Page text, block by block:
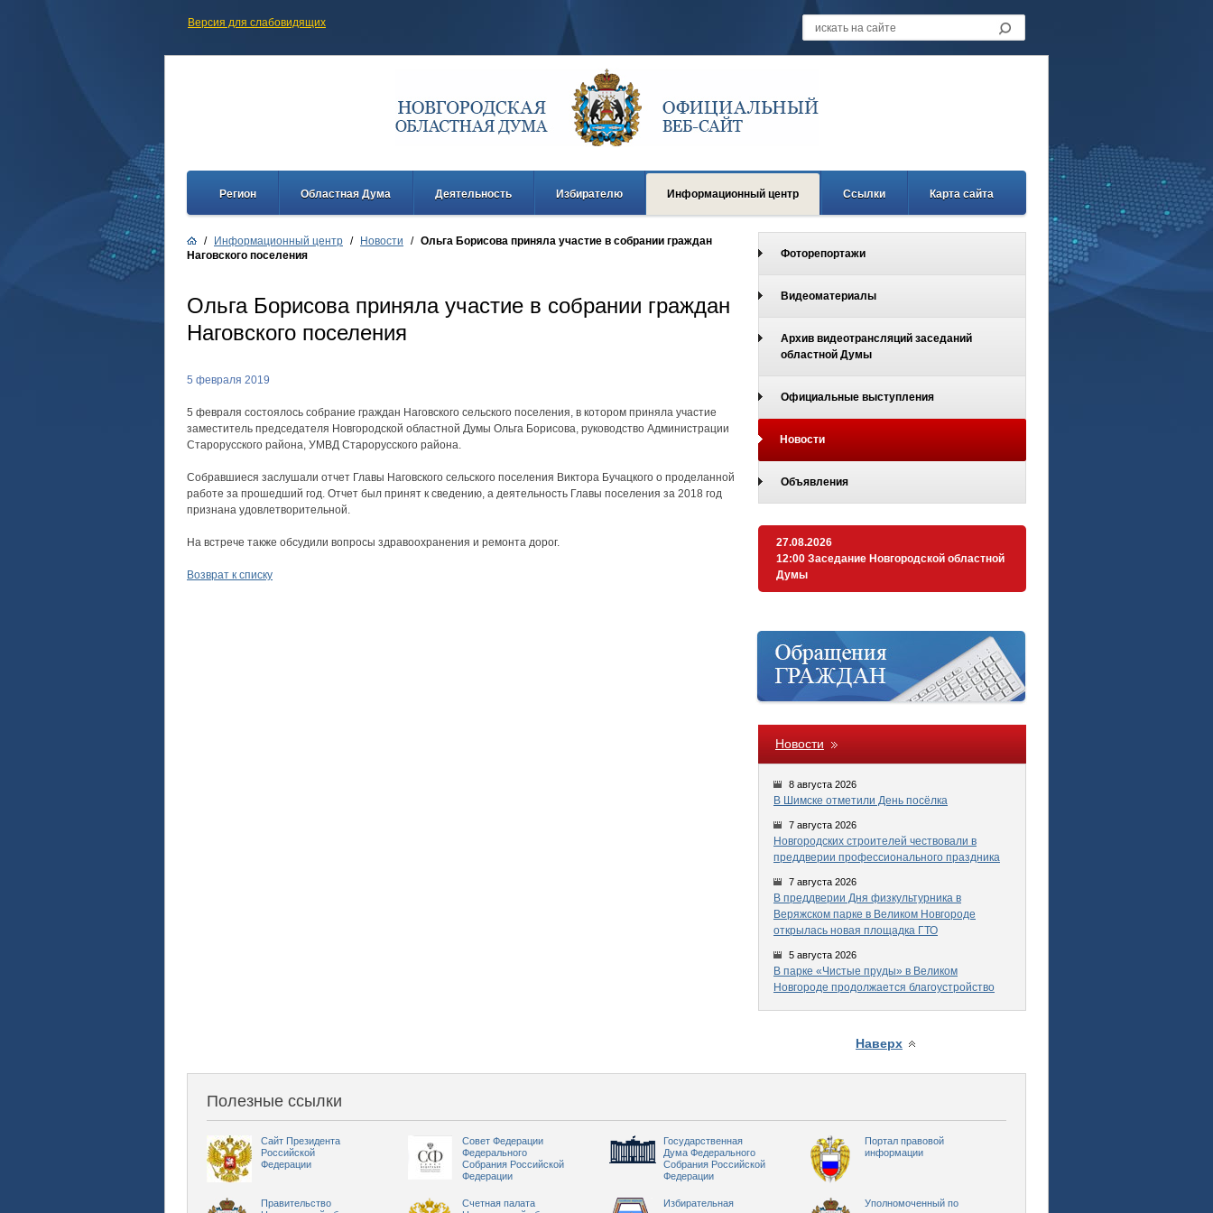
Версия для слабовидящих
Регион Областная Дума Деятельность Избирателю Информационный центр Ссылки Карта сайта
Фоторепортажи
Видеоматериалы
Архив видеотрансляций заседаний
областной Думы
Официальные выступления
Новости
Объявления
27.08.2026
12:00 Заседание Новгородской областной
Думы
Новости
8 августа 2026
В Шимске отметили День посёлка
7 августа 2026
Новгородских строителей чествовали в
преддверии профессионального праздника
7 августа 2026
В преддверии Дня физкультурника в
Веряжском парке в Великом Новгороде
открылась новая площадка ГТО
5 августа 2026
В парке «Чистые пруды» в Великом
Новгороде продолжается благоустройство
/ Информационный центр / Новости / Ольга Борисова приняла участие в собрании граждан
Наговского поселения
Ольга Борисова приняла участие в собрании граждан
Наговского поселения
5 февраля 2019
5 февраля состоялось собрание граждан Наговского сельского поселения, в котором приняла участие
заместитель председателя Новгородской областной Думы Ольга Борисова, руководство Администрации
Старорусского района, УМВД Старорусского района.
Собравшиеся заслушали отчет Главы Наговского сельского поселения Виктора Бучацкого о проделанной
работе за прошедший год. Отчет был принят к сведению, а деятельность Главы поселения за 2018 год
признана удовлетворительной.
На встрече также обсудили вопросы здравоохранения и ремонта дорог.
Возврат к списку
Наверх
Полезные ссылки
Сайт Президента
Российской
Федерации
Совет Федерации
Федерального
Собрания Российской
Федерации
Государственная
Дума Федерального
Собрания Российской
Федерации
Портал правовой
информации
Правительство
Счетная палата
Избирательная
Уполномоченный по